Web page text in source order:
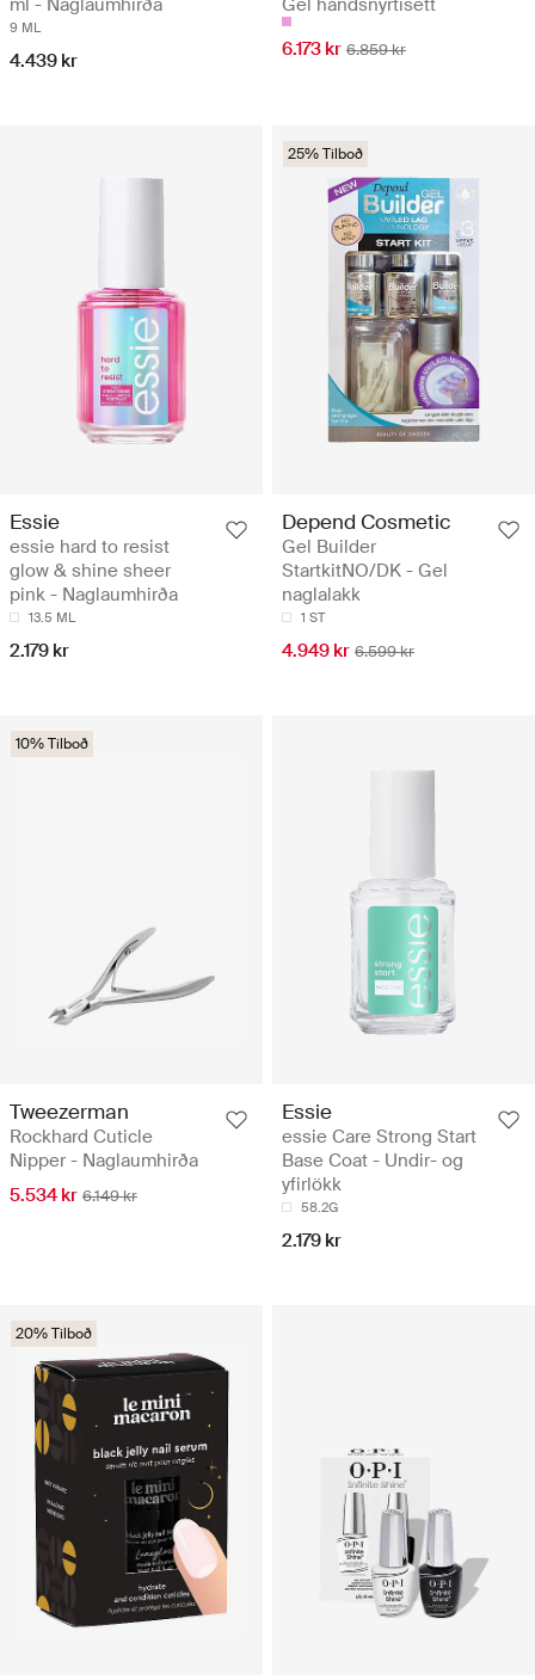
ml - Naglaumhirða
9 ML
4.439 kr
Gel handsnyrtisett
6.173 kr 6.859 kr
Essie
essie hard to resist
glow & shine sheer
pink - Naglaumhirða
13.5 ML
2.179 kr
25% Tilboð
Depend Cosmetic
Gel Builder
StartkitNO/DK - Gel
naglalakk
1 ST
4.949 kr 6.599 kr
10% Tilboð
Tweezerman
Rockhard Cuticle
Nipper - Naglaumhirða
5.534 kr 6.149 kr
Essie
essie Care Strong Start
Base Coat - Undir- og
yfirlökk
58.2G
2.179 kr
20% Tilboð